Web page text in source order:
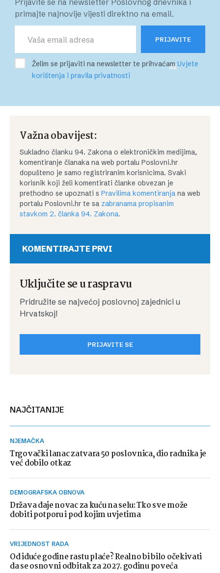
Prijavite se na newsletter Poslovnog dnevnika i
primajte najnovije vijesti direktno na email.
PRIJAVITE
SE
Želim se prijaviti na newsletter te prihvaćamUvjete
korištenja i pravila privatnosti
Važna obavijest:
Sukladno članku 94. Zakona o elektroničkim medijima,
komentiranje članaka na web portalu Poslovni.hr
dopušteno je samo registriranim korisnicima. Svaki
korisnik koji želi komentirati članke obvezan je
prethodno se upoznati s Pravilima komentiranja na web
portalu Poslovni.hr te sa zabranama propisanim
stavkom 2. članka 94. Zakona.
KOMENTIRAJTE PRVI
Uključite se u raspravu
Pridružite se najvećoj poslovnoj zajednici u
Hrvatskoj!
PRIJAVITE SE
NAJČITANIJE
NJEMAČKA
Trgovački lanac zatvara 50 poslovnica, dio radnika je
već dobilo otkaz
DEMOGRAFSKA OBNOVA
Država daje novac za kuću na selu: Tko sve može
dobiti potporu i pod kojim uvjetima
VRIJEDNOST RADA
Od iduće godine rastu plaće? Realno bi bilo očekivati
da se osnovni odbitak za 2027. godinu poveća